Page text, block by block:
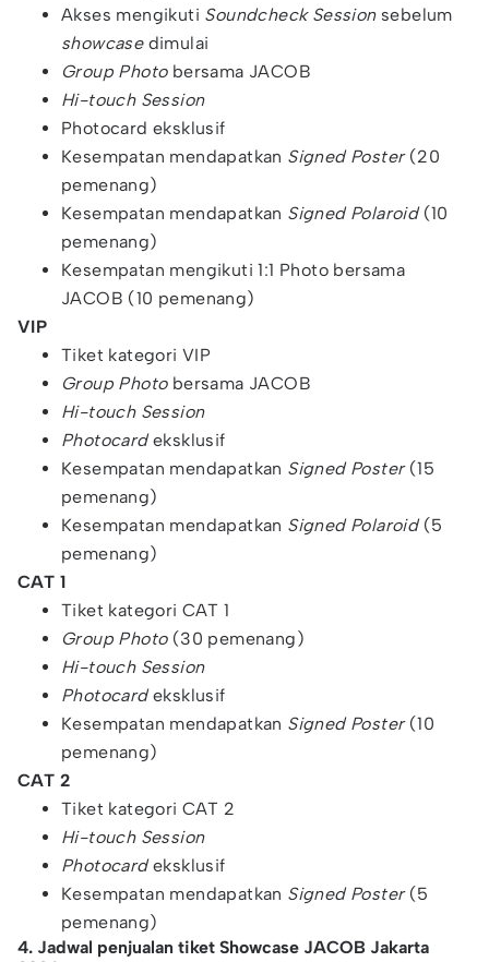
Akses mengikuti Soundcheck Sessionsebelum
showcase dimulai
Group Photobersama JACOB
Hi-touch Session
Photocard eksklusif
Kesempatan mendapatkan Signed Poster(20
pemenang)
Kesempatan mendapatkan Signed Polaroid (10
pemenang)
Kesempatan mengikuti 1:1 Photo bersama
JACOB (10 pemenang)
VIP
Tiket kategori VIP
Group Photobersama JACOB
Hi-touch Session
Photocardeksklusif
Kesempatan mendapatkan Signed Poster(15
pemenang)
Kesempatan mendapatkan Signed Polaroid(5
pemenang)
CAT 1
Tiket kategori CAT 1
Group Photo(30 pemenang)
Hi-touch Session
Photocardeksklusif
Kesempatan mendapatkan Signed Poster (10
pemenang)
CAT 2
Tiket kategori CAT 2
Hi-touch Session
Photocardeksklusif
Kesempatan mendapatkan Signed Poster (5
pemenang)
4. Jadwal penjualan tiket Showcase JACOB Jakarta